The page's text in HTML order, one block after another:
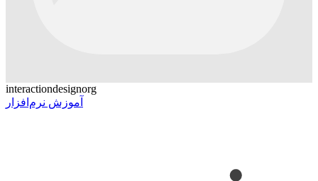
interactiondesignorg
آموزش نرم‌افزار